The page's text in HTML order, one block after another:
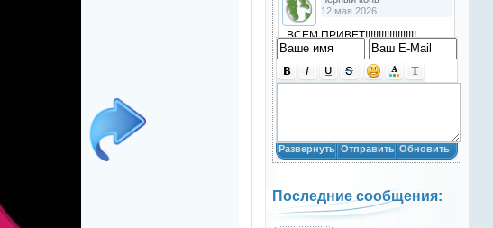
12 мая 2026
ВСЕМ ПРИВЕТ!!!!!!!!!!!!!!!!!!!
!!!!
Анастасия18
Анастасия18
кто игры скачивал недавно?
Развернуть Отправить Обновить
Последние сообщения: